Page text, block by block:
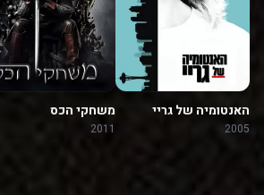
האנטומיה של גריי
2005
משחקי הכס
2011